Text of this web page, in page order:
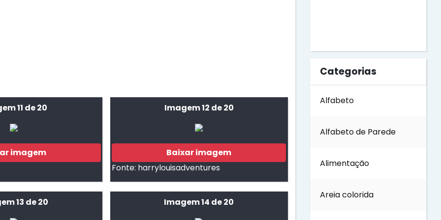
11 de 20
imagem
Imagem 12 de 20
Baixar imagem
Fonte: harrylouisadventures
13 de 20 Imagem 14 de 20
Dia do Soldado
Categorias
Alfabeto
Alfabeto de Parede
Alimentação
Areia colorida